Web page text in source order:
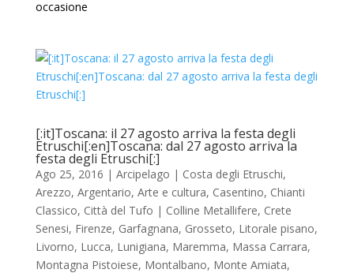
occasione
[:it]Toscana: il 27 agosto arriva la festa degli
Etruschi[:en]Toscana: dal 27 agosto arriva la
festa degli Etruschi[:]
Ago 25, 2016 | Arcipelago | Costa degli Etruschi,
Arezzo, Argentario, Arte e cultura, Casentino, Chianti
Classico, Città del Tufo | Colline Metallifere, Crete
Senesi, Firenze, Garfagnana, Grosseto, Litorale pisano,
Livorno, Lucca, Lunigiana, Maremma, Massa Carrara,
Montagna Pistoiese, Montalbano, Monte Amiata,